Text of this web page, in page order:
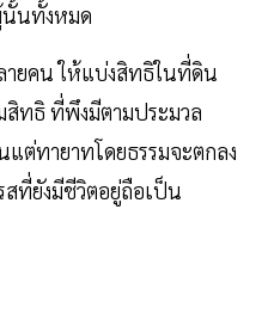
นั้นทั้งหมด
ยคน ให้แบ่งสิทธิในที่ดิน
ทธิ ที่พึงมีตามประมวล
ต่ทายาทโดยธรรมจะตกลง
สที่ยังมีชีวิตอยู่ถือเป็น